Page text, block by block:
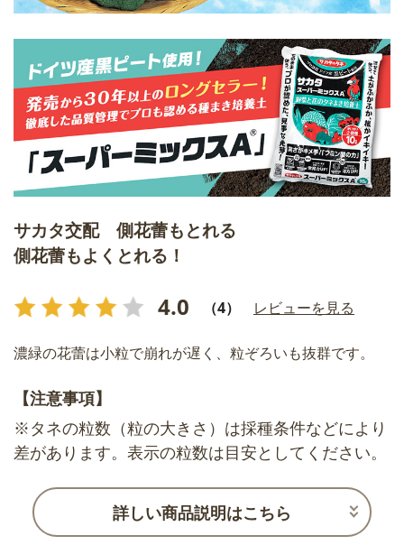
サカタ交配 側花蕾もとれる
側花蕾もよくとれる！
4.0 （4） レビューを見る
濃緑の花蕾は小粒で崩れが遅く、粒ぞろいも抜群です。
【注意事項】
※タネの粒数（粒の大きさ）は採種条件などにより
差があります。表示の粒数は目安としてください。
詳しい商品説明はこちら